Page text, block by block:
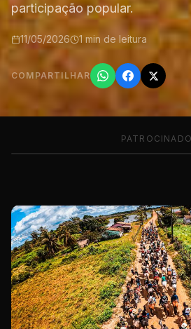
participação popular.
11/05/2026 1 min de leitura
COMPARTILHAR
PATROCINADO